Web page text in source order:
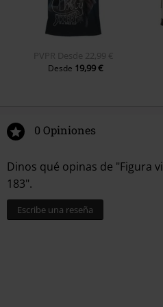
PVPR Desde 22,99 €
Desde 19,99 €
0 Opiniones
Dinos qué opinas de "Figura
183".
Escribe una reseña